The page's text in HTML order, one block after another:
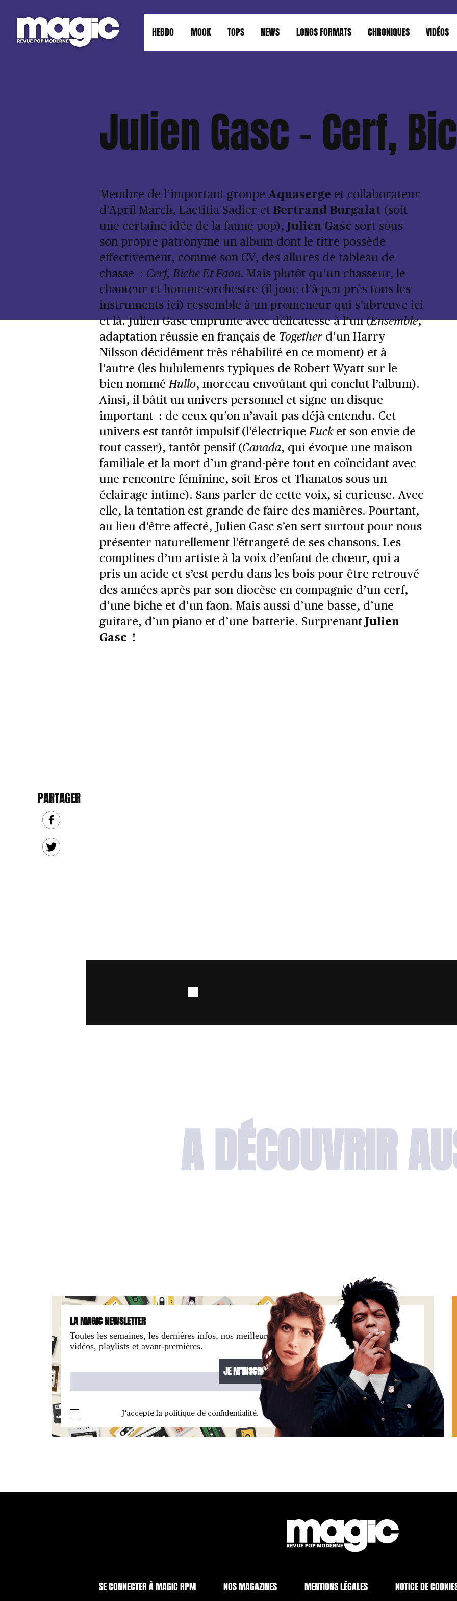
HEBDO MOOK TOPS NEWS LONGS FORMATS CHRONIQUES VIDÉOS
Julien Gasc – Cerf,
PARTAGER
Membre de l’important groupe Aquaserge et collaborateur
d’April March, Laetitia Sadier et Bertrand Burgalat (soit
une certaine idée de la faune pop), Julien Gascsort sous
son propre patronyme un album dont le titre possède
effectivement, comme son CV, des allures de tableau de
chasse : Cerf, Biche Et Faon. Mais plutôt qu’un chasseur, le
chanteur et homme-orchestre (il joue d’à peu près tous les
instruments ici) ressemble à un promeneur qui s’abreuve ici
et là. Julien Gasc emprunte avec délicatesse à l’un (Ensemble,
adaptation réussie en français de Togetherd’un Harry
Nilsson décidément très réhabilité en ce moment) et à
l’autre (les hululements typiques de Robert Wyatt sur le
bien nomméHullo, morceau envoûtant qui conclut l’album).
Ainsi, il bâtit un univers personnel et signe un disque
important : de ceux qu’on n’avait pas déjà entendu. Cet
univers est tantôt impulsif (l’électriqueFuck et son envie de
tout casser), tantôt pensif (Canada, qui évoque une maison
familiale et la mort d’un grand-père tout en coïncidant avec
une rencontre féminine, soit Eros et Thanatos sous un
éclairage intime). Sans parler de cette voix, si curieuse. Avec
elle, la tentation est grande de faire des manières. Pourtant,
au lieu d’être affecté, Julien Gasc s’en sert surtout pour nous
présenter naturellement l’étrangeté de ses chansons. Les
comptines d’un artiste à la voix d’enfant de chœur, qui a
pris un acide et s’est perdu dans les bois pour être retrouvé
des années après par son diocèse en compagnie d’un cerf,
d’une biche et d’un faon. Mais aussi d’une basse, d’une
guitare, d’un piano et d’une batterie. Surprenant Julien
Gasc!
A DÉCOUVRIR
LA MAGIC NEWSLETTER
Toutes les semaines, les dernières infos, nos meilleures offres,
vidéos, playlists et avant-premières.
J’accepte la politique de confidentialité.
SE CONNECTER À MAGIC RPM NOS MAGAZINES MENTIONS LÉGALES NOTICE DE